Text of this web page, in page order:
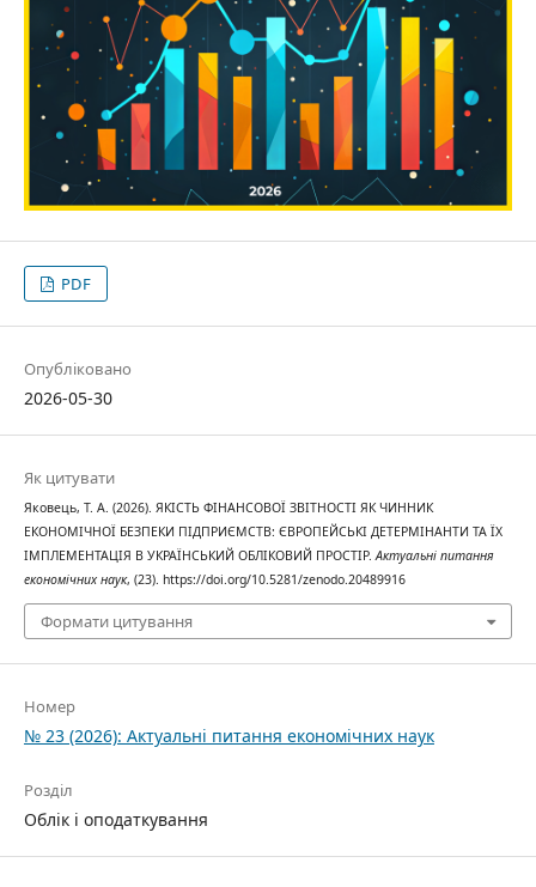
PDF
Опубліковано
2026-05-30
Як цитувати
Яковець, Т. А. (2026). ЯКІСТЬ ФІНАНСОВОЇ ЗВІТНОСТІ ЯК ЧИННИК
ЕКОНОМІЧНОЇ БЕЗПЕКИ ПІДПРИЄМСТВ: ЄВРОПЕЙСЬКІ ДЕТЕРМІНАНТИ ТА ЇХ
ІМПЛЕМЕНТАЦІЯ В УКРАЇНСЬКИЙ ОБЛІКОВИЙ ПРОСТІР. Актуальні питання
економічних наук, (23). https://doi.org/10.5281/zenodo.20489916
Формати цитування
Номер
№ 23 (2026): Актуальні питання економічних наук
Розділ
Облік і оподаткування